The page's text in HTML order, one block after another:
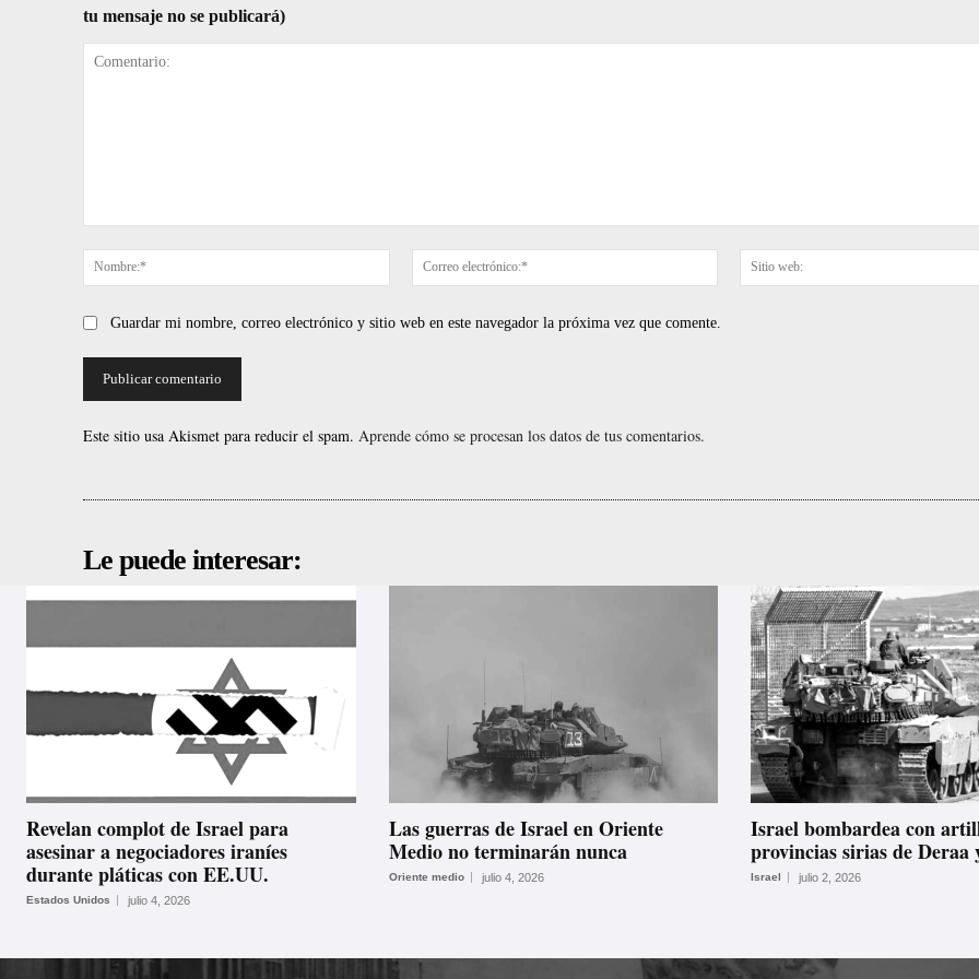
tu mensaje no se publicará)
Nombre:*
Correo
electrónico:*
Guardar mi nombre, correo electrónico y sitio web en este navegador la próxima vez que comente.
Este sitio usa Akismet para reducir el spam. Aprende cómo se procesan los datos de tus comentarios.
Le puede interesar:
Revelan complot de Israel para
asesinar a negociadores iraníes
durante pláticas con EE.UU.
Estados Unidos julio 4, 2026
Las guerras de Israel en Oriente
Medio no terminarán nunca
Oriente medio julio 4, 2026
Israel bombardea con
provincias sirias de
Israel julio 2, 2026